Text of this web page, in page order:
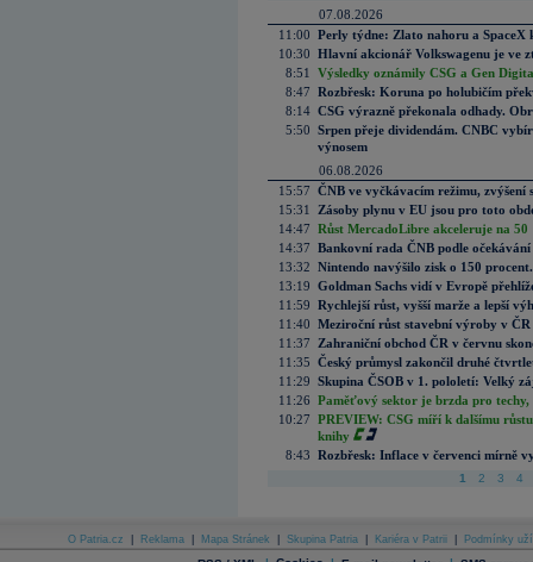
07.08.2026
11:00 Perly týdne: Zlato nahoru a SpaceX
10:30 Hlavní akcionář Volkswagenu je ve
8:51
Výsledky oznámily CSG a Gen
8:47 Rozbřesk: Koruna po holubičím
8:14 CSG výrazně překonala odhady.
5:50 Srpen přeje dividendám. CNBC
výnosem
06.08.2026
15:57 ČNB ve vyčkávacím režimu, zvýšení
15:31
Zásoby plynu v EU jsou pro toto
14:47 Růst MercadoLibre akceleruje na
14:37 Bankovní rada ČNB podle
13:32 Nintendo navýšilo zisk o 150
13:19 Goldman Sachs vidí v Evropě
11:59 Rychlejší růst, vyšší marže a lepší
11:40 Meziroční růst stavební výroby v
11:37
Zahraniční obchod ČR v červnu
11:35 Český průmysl zakončil druhé
11:29 Skupina ČSOB v 1. pololetí: Velký
11:26 Paměťový sektor je brzda pro techy,
10:27 PREVIEW: CSG míří k dalšímu
knihy
8:43 Rozbřesk: Inflace v červenci mírně
1 2 3 4
O Patria.cz Reklama Mapa Stránek Skupina Patria Kariéra v Patrii Podmínky